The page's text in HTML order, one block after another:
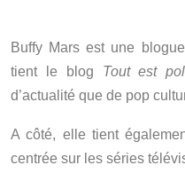
Buffy Mars est une
tient le blog Tout est
d’actualité que de pop
A côté, elle tient
centrée sur les séries